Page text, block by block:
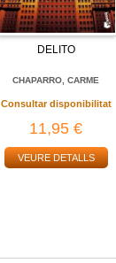
DELITO
CHAPARRO, CARME
Consultar disponibilitat
11,95 €
VEURE DETALLS